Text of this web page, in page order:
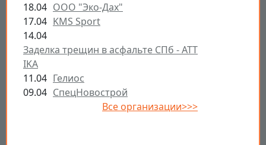
18.04 ООО "Эко-Дах"
17.04 KMS Sport
14.04
Заделка трещин в асфальте СПб - ATT
IKA
11.04 Гелиос
09.04 СпецНовострой
Все организации>>>